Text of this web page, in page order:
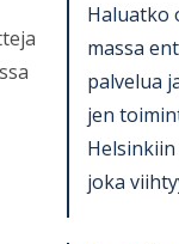
Ha­luatko
massa
pal­ve­lua
jen
joka